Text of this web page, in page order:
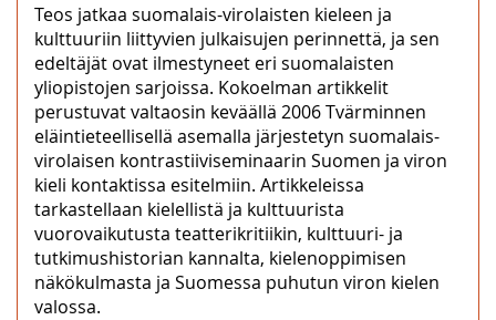
Teos jatkaa suomalais-virolaisten kieleen ja
kulttuuriin liittyvien julkaisujen perinnettä, ja sen
edeltäjät ovat ilmestyneet eri suomalaisten
yliopistojen sarjoissa. Kokoelman artikkelit
perustuvat valtaosin keväällä 2006 Tvärminnen
eläintieteellisellä asemalla järjestetyn suomalais-
virolaisen kontrastiiviseminaarin Suomen ja viron
kieli kontaktissa esitelmiin. Artikkeleissa
tarkastellaan kielellistä ja kulttuurista
vuorovaikutusta teatterikritiikin, kulttuuri- ja
tutkimushistorian kannalta, kielenoppimisen
näkökulmasta ja Suomessa puhutun viron kielen
valossa.